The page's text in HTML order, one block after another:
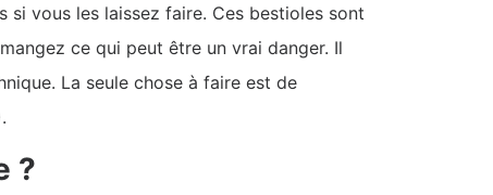
si vous les laissez faire. Ces bestioles sont
ce qui peut être un vrai danger. Il
La seule chose à faire est de
?